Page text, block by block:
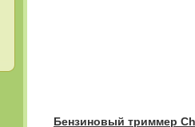
Бензиновый триммер